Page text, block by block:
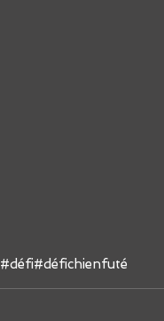
#défi#défichienfuté